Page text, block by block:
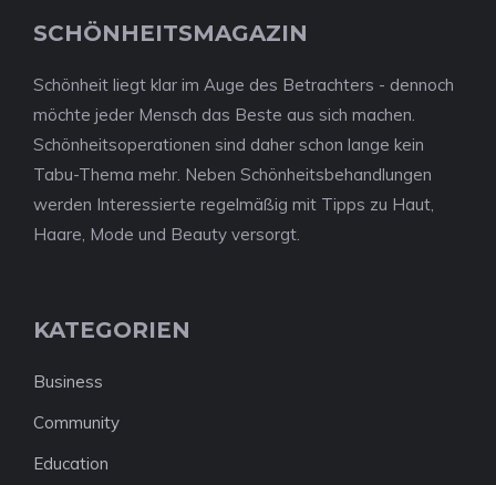
SCHÖNHEITSMAGAZIN
Schönheit liegt klar im Auge des Betrachters - dennoch
möchte jeder Mensch das Beste aus sich machen.
Schönheitsoperationen sind daher schon lange kein
Tabu-Thema mehr. Neben Schönheitsbehandlungen
werden Interessierte regelmäßig mit Tipps zu Haut,
Haare, Mode und Beauty versorgt.
KATEGORIEN
Business
Community
Education